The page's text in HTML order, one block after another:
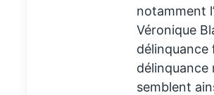
notamment
Véronique
délinquance
délinquance
semblent